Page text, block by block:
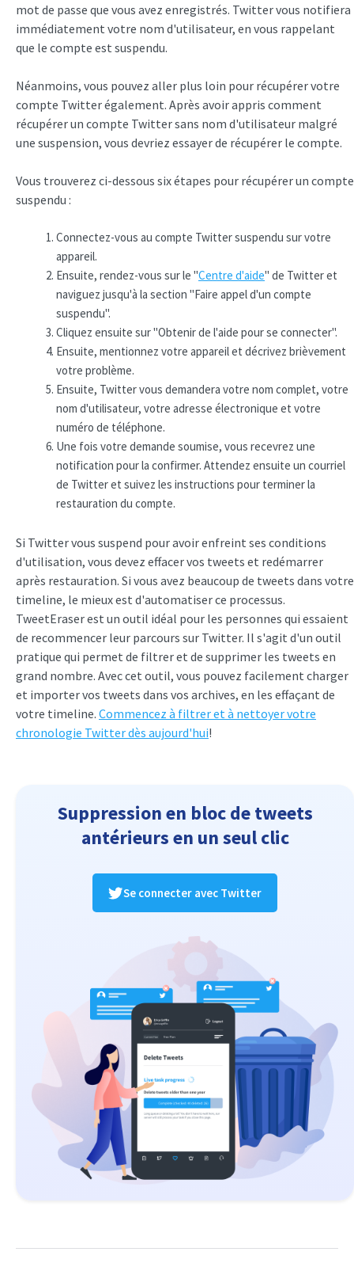
mot de passe que vous avez enregistrés. Twitter vous notifiera
immédiatement votre nom d'utilisateur, en vous rappelant
que le compte est suspendu.
Néanmoins, vous pouvez aller plus loin pour récupérer votre
compte Twitter également. Après avoir appris comment
récupérer un compte Twitter sans nom d'utilisateur malgré
une suspension, vous devriez essayer de récupérer le compte.
Vous trouverez ci-dessous six étapes pour récupérer un compte
suspendu :
Connectez-vous au compte Twitter suspendu sur votre
appareil.
Ensuite, rendez-vous sur le "Centre d'aide" de Twitter et
naviguez jusqu'à la section "Faire appel d'un compte
suspendu".
Cliquez ensuite sur "Obtenir de l'aide pour se connecter".
Ensuite, mentionnez votre appareil et décrivez brièvement
votre problème.
Ensuite, Twitter vous demandera votre nom complet, votre
nom d'utilisateur, votre adresse électronique et votre
numéro de téléphone.
Une fois votre demande soumise, vous recevrez une
notification pour la confirmer. Attendez ensuite un courriel
de Twitter et suivez les instructions pour terminer la
restauration du compte.
Si Twitter vous suspend pour avoir enfreint ses conditions
d'utilisation, vous devez effacer vos tweets et redémarrer
après restauration. Si vous avez beaucoup de tweets dans votre
timeline, le mieux est d'automatiser ce processus.
TweetEraser est un outil idéal pour les personnes qui essaient
de recommencer leur parcours sur Twitter. Il s'agit d'un outil
pratique qui permet de filtrer et de supprimer les tweets en
grand nombre. Avec cet outil, vous pouvez facilement charger
et importer vos tweets dans vos archives, en les effaçant de
votre timeline. Commencez à filtrer et à nettoyer votre
chronologie Twitter dès aujourd'hui!
Suppression en bloc de tweets
antérieurs en un seul clic
Se connecter avec Twitter